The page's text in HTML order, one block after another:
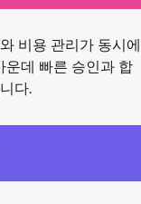
비용 관리가 동시에
운데 빠른 승인과 합
다.